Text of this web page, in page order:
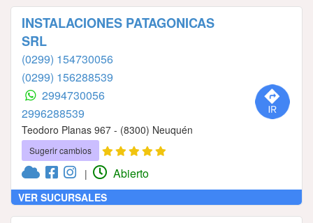
INSTALACIONES PATAGONICAS
SRL
(0299) 154730056
(0299) 156288539
2994730056
2996288539
Teodoro Planas 967 - (8300) Neuquén
Sugerir cambios
| Abierto
VER SUCURSALES